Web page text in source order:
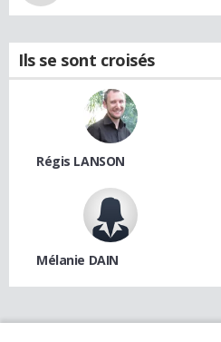
Ils se sont croisés
Régis LANSON
Mélanie DAIN